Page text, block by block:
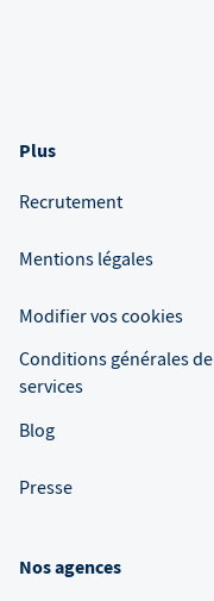
Plus
Recrutement
Mentions légales
Modifier vos cookies
Conditions générales de
services
Blog
Presse
Nos agences